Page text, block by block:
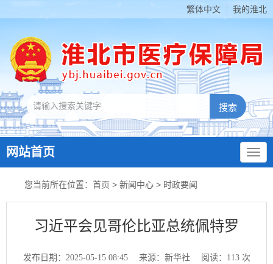
繁体中文 我的淮北
网站首页
您当前所在位置： 首页 > 新闻中心 > 时政要闻
习近平会见哥伦比亚总统佩特罗
发布日期：2025-05-15 08:45 来源：新华社 阅读： 113次